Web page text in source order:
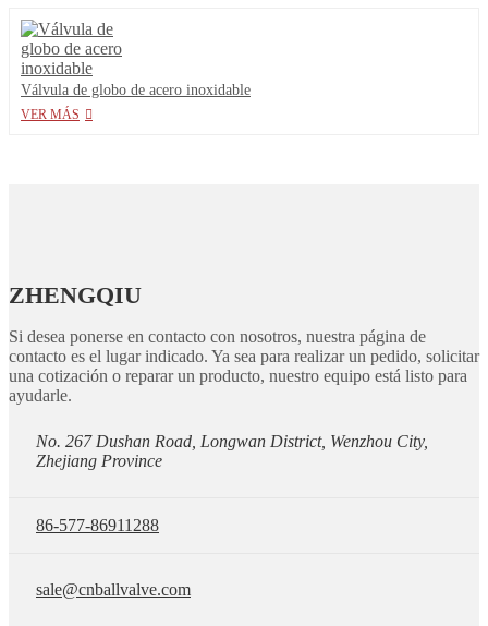
Válvula de globo de acero inoxidable
VER MÁS
ZHENGQIU
Si desea ponerse en contacto con nosotros, nuestra página de
contacto es el lugar indicado. Ya sea para realizar un pedido, solicitar
una cotización o reparar un producto, nuestro equipo está listo para
ayudarle.
No. 267 Dushan Road, Longwan District, Wenzhou City,
Zhejiang Province
86-577-86911288
sale@cnballvalve.com